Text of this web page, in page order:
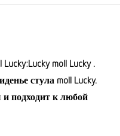
moll Lucky .
стула moll Lucky.
подходит к любой